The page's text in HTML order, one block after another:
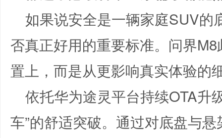
如果说安全是一辆家庭SUV的
否真正好用的重要标准。问界
置上，而是从更影响真实体验的
依托华为途灵平台持续OTA升
车”的舒适突破。通过对底盘与